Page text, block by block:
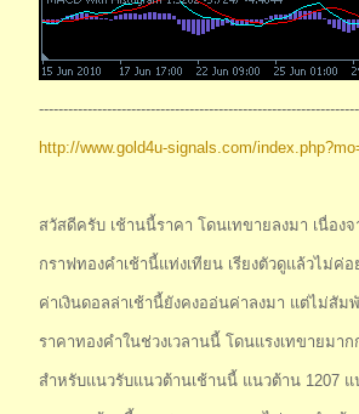
http://www.gold4u-signals.com/
สวัสดีครับ เช้านนี้ราคา โดนเทขายลงมา เนื่องจ
กราฟทองคำเช้านี้แท่งเทียน เรียงตัวดูแล้วไม่ค่
ค่าเงินดอลล่าเช้านี้ยังคงออ่นค่าลงมา แต่ไม่สัม
ราคาทองคำในช่วงเวลานนี้ โดนแรงเทขายมา
สำหรับแนวรับแนวต้านเช้านนี้ แนวต้าน 1207 แ